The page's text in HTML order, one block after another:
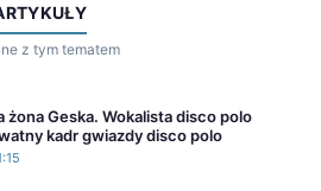
z tym tematem
żona Geska. Wokalista disco polo
kadr gwiazdy disco polo